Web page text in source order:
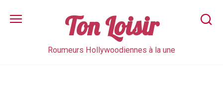
content
Ton Loisir
Roumeurs Hollywoodiennes à la une